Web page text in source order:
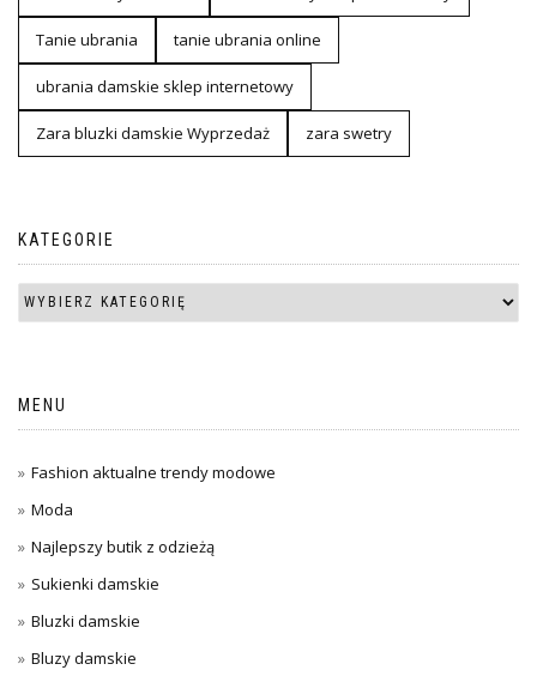
Tanie ubrania tanie ubrania online
ubrania damskie sklep internetowy
Zara bluzki damskie Wyprzedaż zara swetry
KATEGORIE
MENU
Fashion aktualne trendy modowe
Moda
Najlepszy butik z odzieżą
Sukienki damskie
Bluzki damskie
Bluzy damskie